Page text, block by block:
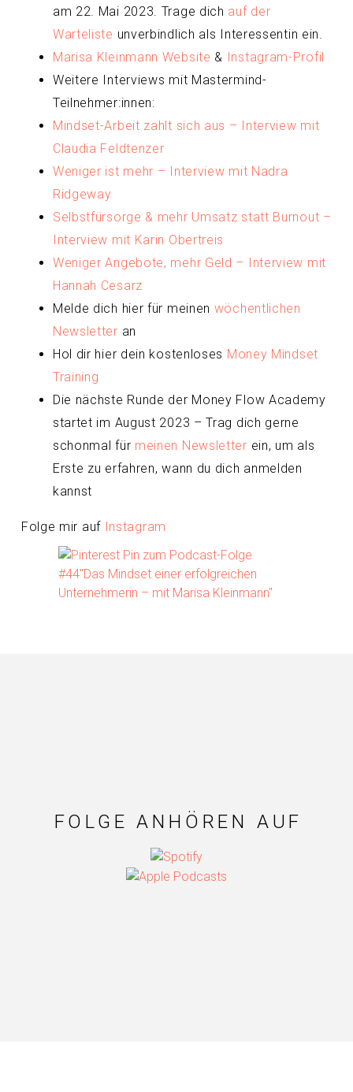
am 22. Mai 2023. Trage dich auf der
Warteliste unverbindlich als Interessentin ein.
Marisa Kleinmann Website & Instagram-Profil
Weitere Interviews mit Mastermind-
Teilnehmer:innen:
Mindset-Arbeit zahlt sich aus – Interview mit
Claudia Feldtenzer
Weniger ist mehr – Interview mit Nadra
Ridgeway
Selbstfürsorge & mehr Umsatz statt Burnout –
Interview mit Karin Obertreis
Weniger Angebote, mehr Geld – Interview mit
Hannah Cesarz
Melde dich hier für meinen wöchentlichen
Newsletter an
Hol dir hier dein kostenloses Money Mindset
Training
Die nächste Runde der Money Flow Academy
startet im August 2023 – Trag dich gerne
schonmal für meinen Newsletter ein, um als
Erste zu erfahren, wann du dich anmelden
kannst
Folge mir auf Instagram
FOLGE ANHÖREN AUF